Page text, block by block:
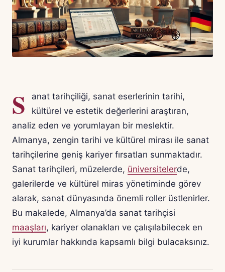
S
anat tarihçiliği, sanat eserlerinin tarihi,
kültürel ve estetik değerlerini araştıran,
analiz eden ve yorumlayan bir meslektir.
Almanya, zengin tarihi ve kültürel mirası ile sanat
tarihçilerine geniş kariyer fırsatları sunmaktadır.
Sanat tarihçileri, müzelerde, üniversitelerde,
galerilerde ve kültürel miras yönetiminde görev
alarak, sanat dünyasında önemli roller üstlenirler.
Bu makalede, Almanya’da sanat tarihçisi
maaşları, kariyer olanakları ve çalışılabilecek en
iyi kurumlar hakkında kapsamlı bilgi bulacaksınız.